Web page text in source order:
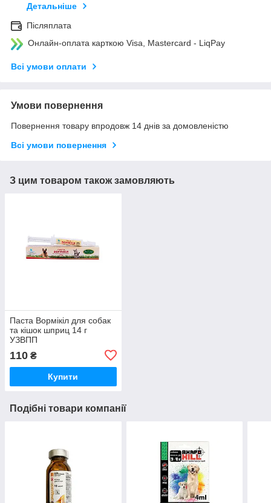
Детальніше
Післяплата
Онлайн-оплата карткою Visa, Mastercard - LiqPay
Всі умови оплати
Умови повернення
Повернення товару впродовж 14 днів за домовленістю
Всі умови повернення
З цим товаром також замовляють
Паста Вормікіл для собак
та кішок шприц 14 г
УЗВПП
110 ₴
Купити
Подібні товари компанії